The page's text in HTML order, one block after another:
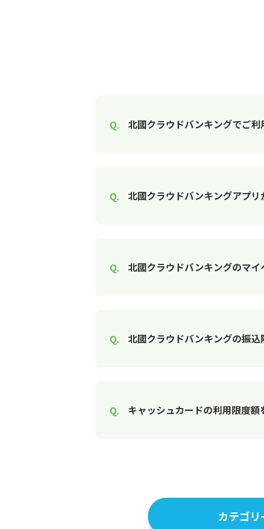
北國クラウドバンキングでご
北國クラウドバンキングアプ
北國クラウドバンキングのマ
北國クラウドバンキングの振
キャッシュカードの利用限度額
カテゴ